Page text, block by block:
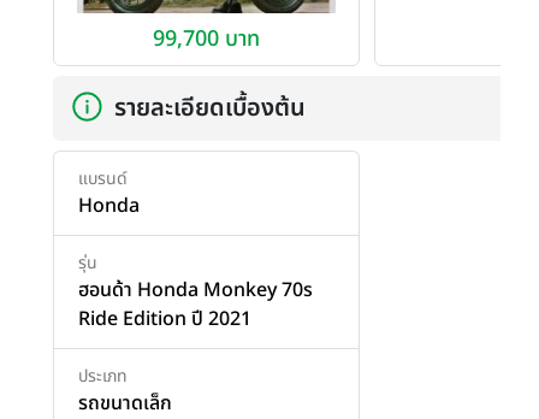
99,700 บาท
รายละเอียดเบื้องต้น
แบรนด์
Honda
รุ่น
ฮอนด้า Honda Monkey 70s
Ride Edition ปี 2021
ประเภท
รถขนาดเล็ก